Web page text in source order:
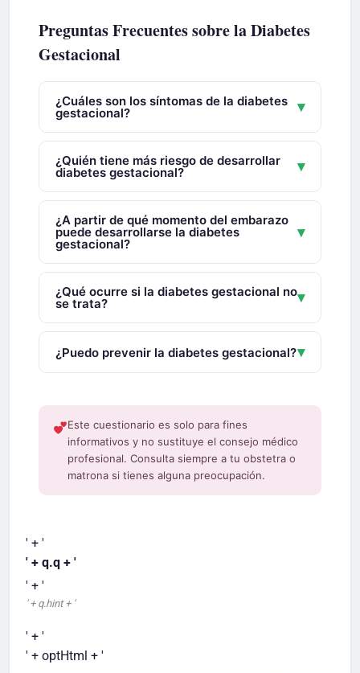
Preguntas Frecuentes sobre la Diabetes
Gestacional
¿Cuáles son los síntomas de la diabetes
gestacional? ▾
¿Quién tiene más riesgo de desarrollar
diabetes gestacional? ▾
¿A partir de qué momento del embarazo
puede desarrollarse la diabetes
gestacional?
▾
¿Qué ocurre si la diabetes gestacional no
se trata? ▾
¿Puedo prevenir la diabetes gestacional?▾
Este cuestionario es solo para fines
informativos y no sustituye el consejo médico
profesional. Consulta siempre a tu obstetra o
matrona si tienes alguna preocupación.
' + '
' + q.q + '
' + '
' + q.hint + '
' + '
' + optHtml + '